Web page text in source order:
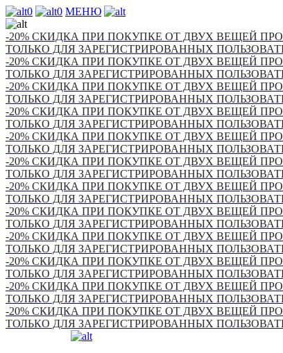
0 0 МЕНЮ
-20% СКИДКА ПРИ ПОКУПКЕ ОТ ДВУХ ВЕЩЕЙ
ТОЛЬКО ДЛЯ ЗАРЕГИСТРИРОВАННЫХ
-20% СКИДКА ПРИ ПОКУПКЕ ОТ ДВУХ ВЕЩЕЙ
ТОЛЬКО ДЛЯ ЗАРЕГИСТРИРОВАННЫХ
-20% СКИДКА ПРИ ПОКУПКЕ ОТ ДВУХ ВЕЩЕЙ
ТОЛЬКО ДЛЯ ЗАРЕГИСТРИРОВАННЫХ
-20% СКИДКА ПРИ ПОКУПКЕ ОТ ДВУХ ВЕЩЕЙ
ТОЛЬКО ДЛЯ ЗАРЕГИСТРИРОВАННЫХ
-20% СКИДКА ПРИ ПОКУПКЕ ОТ ДВУХ ВЕЩЕЙ
ТОЛЬКО ДЛЯ ЗАРЕГИСТРИРОВАННЫХ
-20% СКИДКА ПРИ ПОКУПКЕ ОТ ДВУХ ВЕЩЕЙ
ТОЛЬКО ДЛЯ ЗАРЕГИСТРИРОВАННЫХ
-20% СКИДКА ПРИ ПОКУПКЕ ОТ ДВУХ ВЕЩЕЙ
ТОЛЬКО ДЛЯ ЗАРЕГИСТРИРОВАННЫХ
-20% СКИДКА ПРИ ПОКУПКЕ ОТ ДВУХ ВЕЩЕЙ
ТОЛЬКО ДЛЯ ЗАРЕГИСТРИРОВАННЫХ
-20% СКИДКА ПРИ ПОКУПКЕ ОТ ДВУХ ВЕЩЕЙ
ТОЛЬКО ДЛЯ ЗАРЕГИСТРИРОВАННЫХ
-20% СКИДКА ПРИ ПОКУПКЕ ОТ ДВУХ ВЕЩЕЙ
ТОЛЬКО ДЛЯ ЗАРЕГИСТРИРОВАННЫХ
-20% СКИДКА ПРИ ПОКУПКЕ ОТ ДВУХ ВЕЩЕЙ
ТОЛЬКО ДЛЯ ЗАРЕГИСТРИРОВАННЫХ
-20% СКИДКА ПРИ ПОКУПКЕ ОТ ДВУХ ВЕЩЕЙ
ТОЛЬКО ДЛЯ ЗАРЕГИСТРИРОВАННЫХ